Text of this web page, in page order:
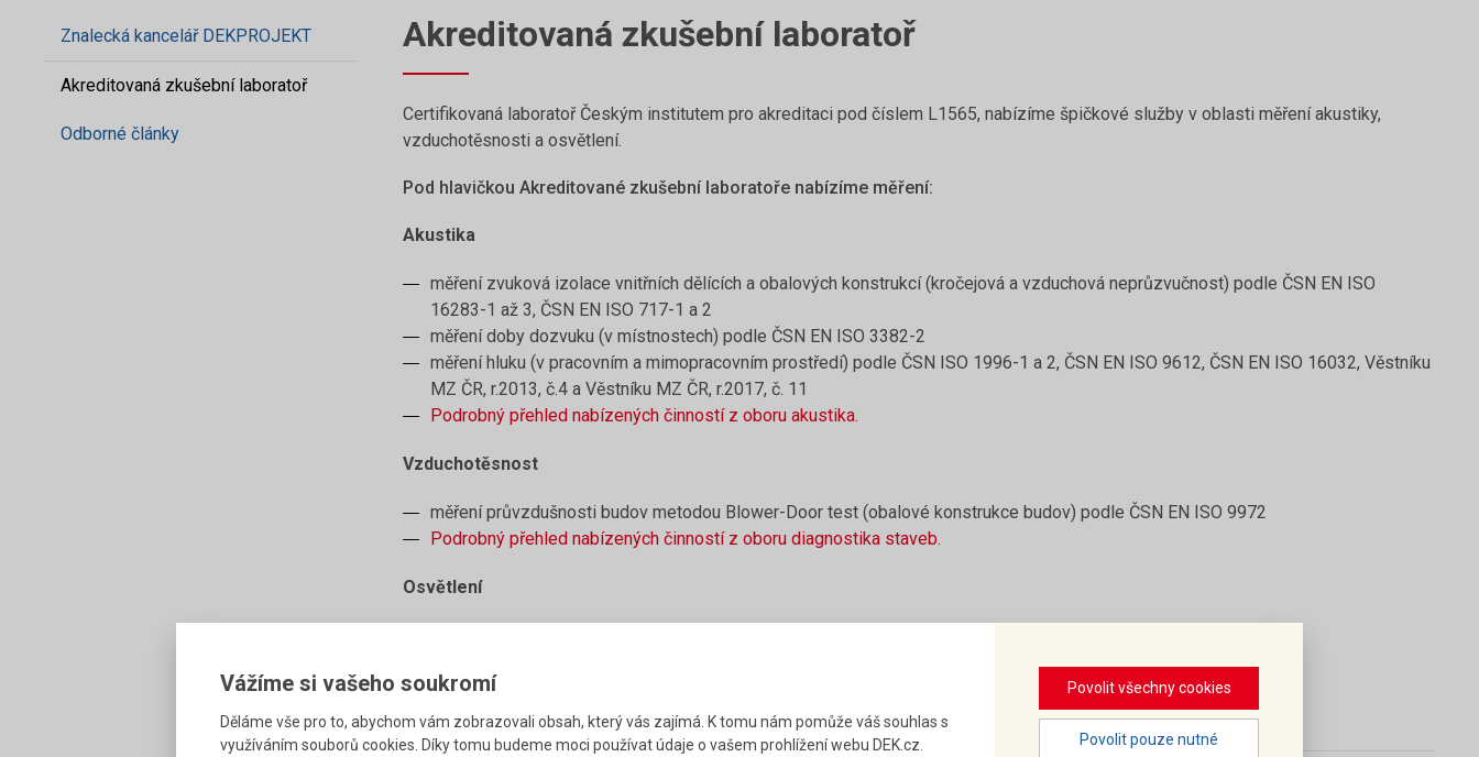
Znalecká kancelář DEKPROJEKT
Akreditovaná zkušební laboratoř
Odborné články
Akreditovaná zkušební laboratoř
Certifikovaná laboratoř Českým institutem pro akreditaci pod číslem L1565, nabízíme špičkové služby v oblasti měření akustiky,
vzduchotěsnosti a osvětlení.
Pod hlavičkou Akreditované zkušební laboratoře nabízíme měření:
Akustika
měření zvuková izolace vnitřních dělících a obalových konstrukcí (kročejová a ​vzduchová neprůzvučnost) podle ČSN EN ISO
16283-1 až 3, ČSN EN ISO 717-1 a 2
měření doby dozvuku (v místnostech) podle ČSN EN ISO 3382-2
měření hluku (v pracovním a mimopracovním prostředí) podle ČSN ISO 1996-1 a 2, ČSN EN ISO 9612, ČSN EN ISO 16032, Věstníku
MZ ČR, r.2013, č.4 a Věstníku MZ ČR, r.2017, č. 11
Podrobný přehled nabízených činností z oboru akustika.
Vzduchotěsnost
měření průvzdušnosti budov metodou Blower-Door test (obalové konstrukce budov) podle ČSN EN ISO 9972
Podrobný přehled nabízených činností z oboru diagnostika staveb.
Osvětlení
měření umělého osvětlení (pozemních komunikací) podle ČSN EN 13201-4
Podrobný přehled nabízených činností z oboru osvětlení.
Vážíme si vašeho soukromí
Děláme vše pro to, abychom vám zobrazovali obsah, který vás zajímá. K tomu nám pomůže váš souhlas s
využíváním souborů cookies. Díky tomu budeme moci používat údaje o vašem prohlížení webu DEK.cz.
Povolit všechny cookies
Povolit pouze nutné